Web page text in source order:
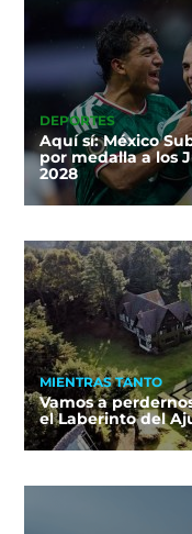
DEPORTES
Aquí sí: México
por medalla a los
2028
MIENTRAS TANTO
Vamos a
el Laberinto del